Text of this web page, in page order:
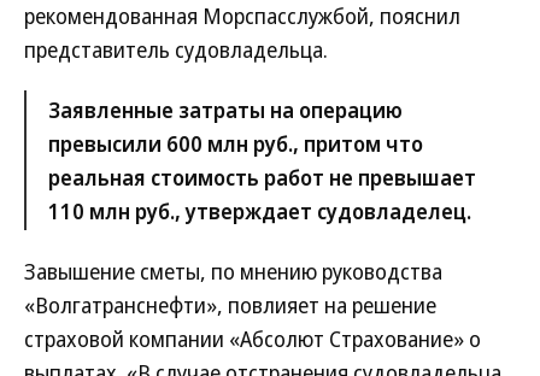
рекомендованная Морспасслужбой, пояснил
представитель судовладельца.
Заявленные затраты на операцию
превысили 600 млн руб., притом что
реальная стоимость работ не превышает
110 млн руб., утверждает судовладелец.
Завышение сметы, по мнению руководства
«Волгатранснефти», повлияет на решение
страховой компании «Абсолют Страхование» о